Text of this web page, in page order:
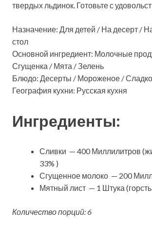
твердых льдинок. Готовьте с
Назначение: Для детей / На десерт /
стол
Основной ингредиент: Молочные
Сгущенка / Мята / Зелень
Блюдо: Десерты / Мороженое /
География кухни: Русская кухня
Ингредиенты:
Сливки — 400 Миллилитров
33% )
Сгущенное молоко — 200
Мятный лист — 1 Штука
Количество порций: 6